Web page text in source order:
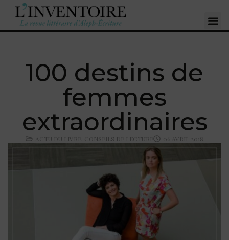
100 destins de
femmes
extraordinaires
ACTU DU LIVRE CONSEILS DE LECTURE 06 AVRIL 2018